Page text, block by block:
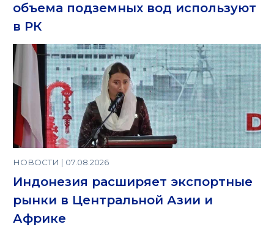
объема подземных вод используют
в РК
НОВОСТИ | 07.08.2026
Индонезия расширяет экспортные
рынки в Центральной Азии и
Африке